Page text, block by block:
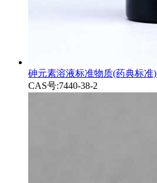
砷元素溶液标准物质(药典标准)
CAS号:7440-38-2